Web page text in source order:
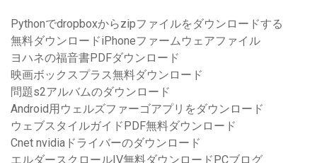
Pythonでdropboxからzipファイルをダウンロードする
無料ダウンロードiPhoneファームウェアファイル
ヨハネの福音書PDFダウンロード
映画ボックスプラス無料ダウンロード
問題s2アルバムのダウンロード
Android用ウェルズファーゴアプリをダウンロード
ウェブスタイルガイドPDF無料ダウンロード
Cnet nvidiaドライバーのダウンロード
エルダースクロールIV無料ダウンロードPCブログ